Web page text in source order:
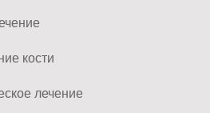
кости
лечение